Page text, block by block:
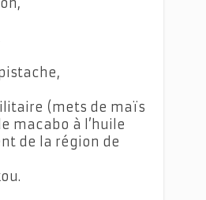
(mets de maïs
macabo à l’huile
de la région de